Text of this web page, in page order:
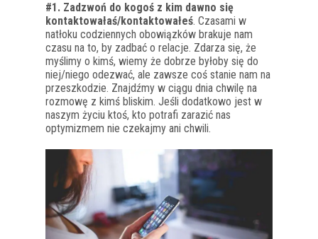
#1. Zadzwoń do kogoś z kim dawno się
kontaktowałaś/kontaktowałeś. Czasami w
natłoku codziennych obowiązków brakuje nam
czasu na to, by zadbać o relacje. Zdarza się, że
myślimy o kimś, wiemy że dobrze byłoby się do
niej/niego odezwać, ale zawsze coś stanie nam na
przeszkodzie. Znajdźmy w ciągu dnia chwilę na
rozmowę z kimś bliskim. Jeśli dodatkowo jest w
naszym życiu ktoś, kto potrafi zarazić nas
optymizmem nie czekajmy ani chwili.